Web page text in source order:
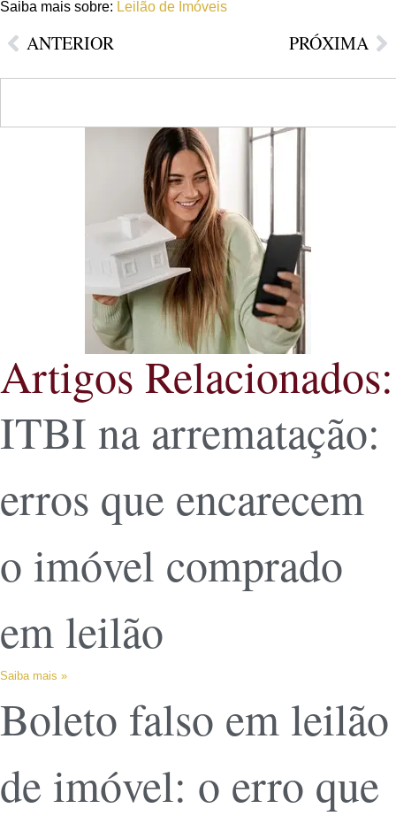
Saiba mais sobre: Leilão de Imóveis
ANTERIOR PRÓXIMA
Artigos Relacionados:
ITBI na arrematação:
erros que encarecem
o imóvel comprado
em leilão
Saiba mais »
Boleto falso em leilão
de imóvel: o erro que